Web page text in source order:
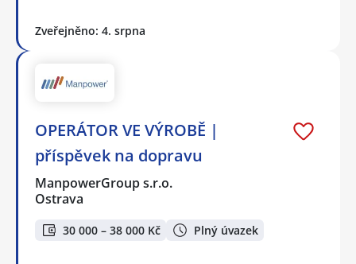
Zveřejněno: 4. srpna
OPERÁTOR VE VÝROBĚ |
příspěvek na dopravu
ManpowerGroup s.r.o.
Ostrava
30 000 – 38 000 Kč Plný úvazek